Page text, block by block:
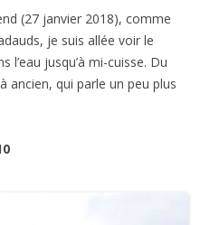
(27 janvier 2018), comme
je suis allée voir le
l’eau jusqu’à mi-cuisse. Du
ancien, qui parle un peu plus